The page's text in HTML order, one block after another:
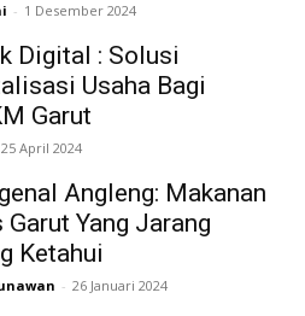
- 1 Desember 2024
Digital : Solusi
Usaha Bagi
Garut
25 April 2024
Angleng: Makanan
Garut Yang Jarang
Ketahui
- 26 Januari 2024